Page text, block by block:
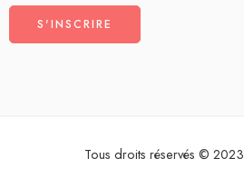
Tous droits réservés ©